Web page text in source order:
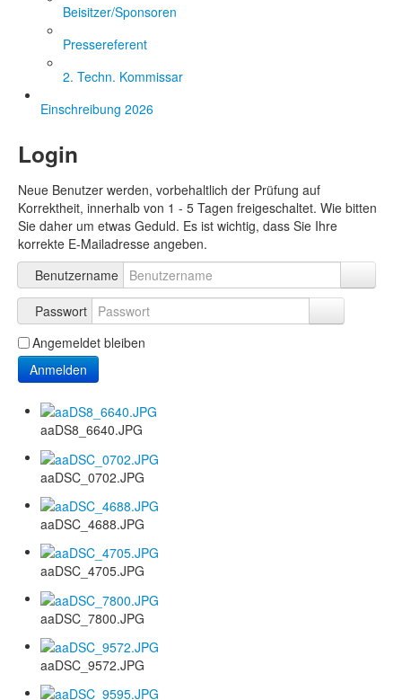
Beisitzer/Sponsoren
Pressereferent
2. Techn. Kommissar
Einschreibung 2026
Login
Neue Benutzer werden, vorbehaltlich der Prüfung auf
Korrektheit, innerhalb von 1 - 5 Tagen freigeschaltet. Wie bitten
Sie daher um etwas Geduld. Es ist wichtig, dass Sie Ihre
korrekte E-Mailadresse angeben.
Benutzername
Passwort
Angemeldet bleiben
Anmelden
aaDS8_6640.JPG
aaDSC_0702.JPG
aaDSC_4688.JPG
aaDSC_4705.JPG
aaDSC_7800.JPG
aaDSC_9572.JPG